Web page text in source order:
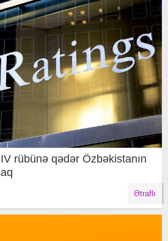
rübünə qədər Özbəkistanın
Ətraflı